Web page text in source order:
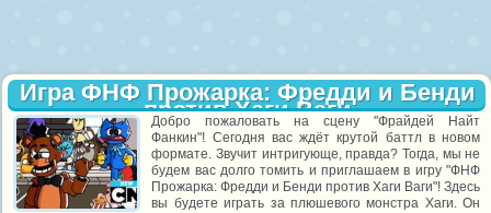
Игра ФНФ Прожарка: Фредди и Бенди
против Хаги Ваги
Добро пожаловать на сцену "Фрайдей Найт
Фанкин"! Сегодня вас ждёт крутой баттл в новом
формате. Звучит интригующе, правда? Тогда, мы не
будем вас долго томить и приглашаем в игру "ФНФ
Прожарка: Фредди и Бенди против Хаги Ваги"! Здесь
вы будете играть за плюшевого монстра Хаги. Он